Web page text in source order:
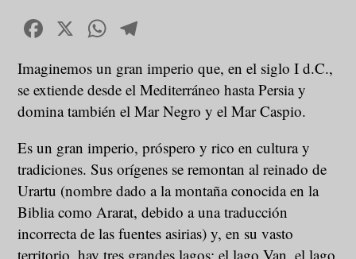
Facebook
X WhatsApp
Imaginemos un gran imperio que, en el siglo I d.C.,
se extiende desde el Mediterráneo hasta Persia y
domina también el Mar Negro y el Mar Caspio.
Es un gran imperio, próspero y rico en cultura y
tradiciones. Sus orígenes se remontan al reinado de
Urartu (nombre dado a la montaña conocida en la
Biblia como Ararat, debido a una traducción
incorrecta de las fuentes asirias) y, en su vasto
territorio, hay tres grandes lagos: el lago Van, el lago